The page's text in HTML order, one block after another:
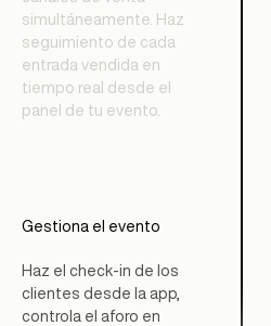
simultáneamente. Haz
seguimiento de cada
entrada vendida en
tiempo real desde el
panel de tu evento.
Gestiona el evento
Haz el check-in de los
clientes desde la app,
controla el aforo en